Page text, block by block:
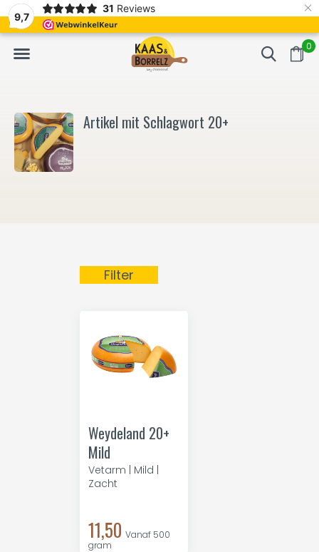
9,7
31 Reviews ×
0
Frisch geschnitten und vakuumverpackt. Meistens Lieferung
Artikel mit Schlagwort 20+
Filter
Weydeland 20+
Mild
Vetarm | Mild |
Zacht
11,50 Vanaf 500
gram